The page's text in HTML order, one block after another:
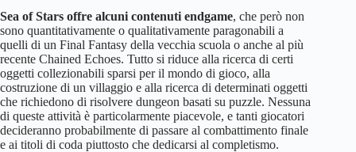
Sea of Stars offre alcuni contenuti endgame, che però non
sono quantitativamente o qualitativamente paragonabili a
quelli di un Final Fantasy della vecchia scuola o anche al più
recente Chained Echoes. Tutto si riduce alla ricerca di certi
oggetti collezionabili sparsi per il mondo di gioco, alla
costruzione di un villaggio e alla ricerca di determinati oggetti
che richiedono di risolvere dungeon basati su puzzle. Nessuna
di queste attività è particolarmente piacevole, e tanti giocatori
decideranno probabilmente di passare al combattimento finale
e ai titoli di coda piuttosto che dedicarsi al completismo.